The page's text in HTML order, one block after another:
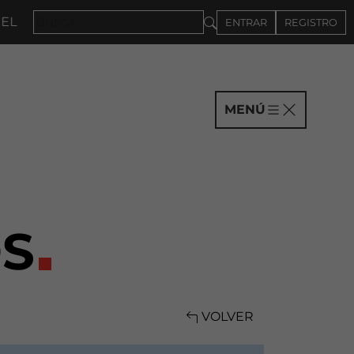
SEPTIEMBRE ENTRAR REGISTRO
MENÚ
VOLVER